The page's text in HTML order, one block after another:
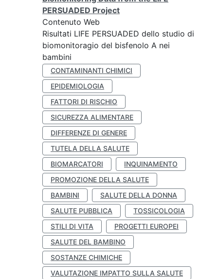
PERSUADED Project
Contenuto Web
Risultati LIFE PERSUADED dello studio di
biomonitoragio del bisfenolo A nei
bambini
CONTAMINANTI CHIMICI
EPIDEMIOLOGIA
FATTORI DI RISCHIO
SICUREZZA ALIMENTARE
DIFFERENZE DI GENERE
TUTELA DELLA SALUTE
BIOMARCATORI
INQUINAMENTO
PROMOZIONE DELLA SALUTE
BAMBINI
SALUTE DELLA DONNA
SALUTE PUBBLICA
TOSSICOLOGIA
STILI DI VITA
PROGETTI EUROPEI
SALUTE DEL BAMBINO
SOSTANZE CHIMICHE
VALUTAZIONE IMPATTO SULLA SALUTE